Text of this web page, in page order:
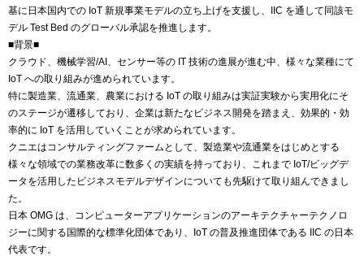
基に日本国内での IoT 新規事業モデルの立ち上げを支援し、IIC を通して同該モ
デル Test Bed のグローバル承認を推進します。
■背景■
クラウド、機械学習/AI、センサー等の IT 技術の進展が進む中、様々な業種にて
IoT への取り組みが進められています。
特に製造業、流通業、農業における IoT の取り組みは実証実験から実用化にそ
のステージが遷移しており、企業は新たなビジネス開発を踏まえ、効果的・効
率的に IoT を活用していくことが求められています。
クニエはコンサルティングファームとして、製造業や流通業をはじめとする
様々な領域での業務改革に数多くの実績を持っており、これまで IoT/ビッグデ
ータを活用したビジネスモデルデザインについても先駆けて取り組んできまし
た。
日本 OMG は、コンピューターアプリケーションのアーキテクチャーテクノロ
ジーに関する国際的な標準化団体であり、IoT の普及推進団体である IIC の日本
代表です。